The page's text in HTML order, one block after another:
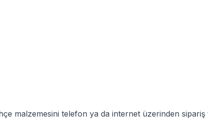
malzemesini telefon ya da internet üzerinden